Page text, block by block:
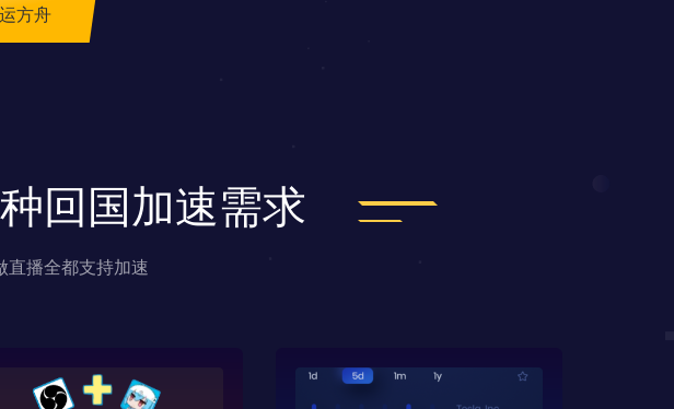
方舟
回国加速需求
直播全都支持加速